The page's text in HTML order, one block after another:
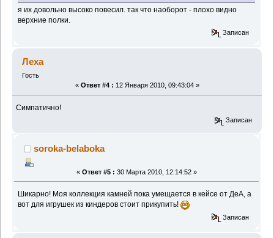
я их довольно высоко повесил. так что наоборот - плохо видно
верхние полки.
Записан
Леха
Гость
« Ответ #4 : 12 Января 2010, 09:43:04 »
Симпатично!
Записан
soroka-belaboka
« Ответ #5 : 30 Марта 2010, 12:14:52 »
Шикарно! Моя коллекция камней пока умещается в кейсе от ДеА, а
вот для игрушек из киндеров стоит прикупить!
Записан